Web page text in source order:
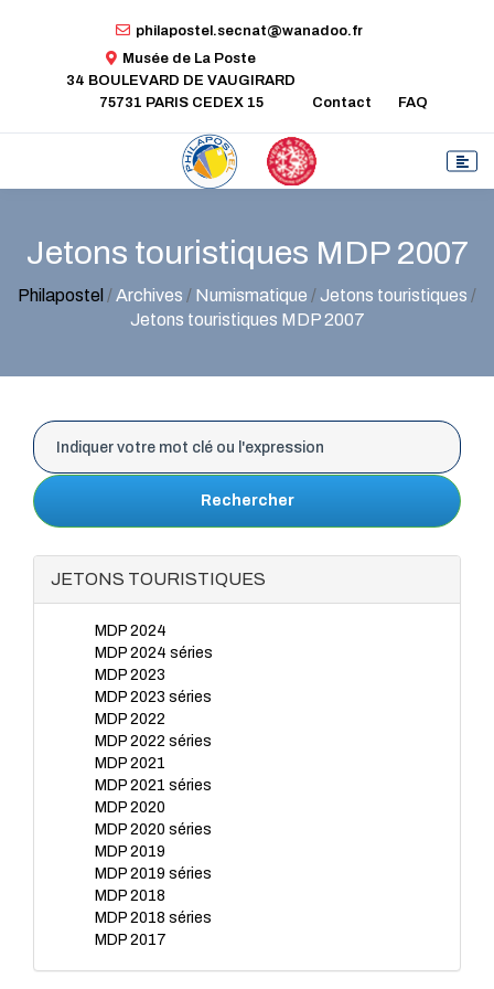
philapostel.secnat@wanadoo.fr
Musée de La Poste
34 BOULEVARD DE VAUGIRARD
75731 PARIS CEDEX 15
Contact FAQ
Jetons touristiques MDP 2007
Philapostel /Archives / Numismatique /Jetons touristiques /
Jetons touristiques MDP 2007
Rechercher
JETONS TOURISTIQUES
MDP 2024
MDP 2024 séries
MDP 2023
MDP 2023 séries
MDP 2022
MDP 2022 séries
MDP 2021
MDP 2021 séries
MDP 2020
MDP 2020 séries
MDP 2019
MDP 2019 séries
MDP 2018
MDP 2018 séries
MDP 2017